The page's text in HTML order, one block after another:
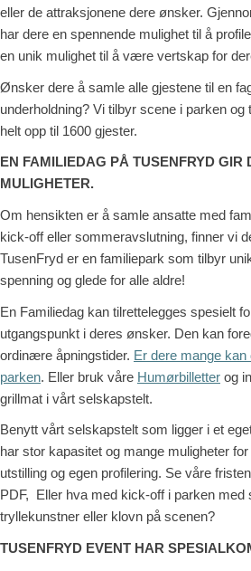
eller de attraksjonene dere ønsker.
har dere en spennende mulighet til å
en unik mulighet til å være vertskap for
Ønsker dere å samle alle gjestene til en
underholdning? Vi tilbyr scene i parken og
helt opp til 1600 gjester.
EN FAMILIEDAG PÅ TUSENFRYD GIR
MULIGHETER.
Om hensikten er å samle ansatte med
kick-off eller sommeravslutning, finner vi
TusenFryd er en familiepark som tilbyr
spenning og glede for alle aldre!
En Familiedag kan tilrettelegges spesielt
utgangspunkt i deres ønsker. Den kan
ordinære åpningstider. Er dere mange kan
parken. Eller bruk våre Humørbilletter og
grillmat i vårt selskapstelt.
Benytt vårt selskapstelt som ligger i et
har stor kapasitet og mange muligheter
utstilling og egen profilering. Se våre
PDF, Eller hva med kick-off i parken med
tryllekunstner eller klovn på scenen?
TUSENFRYD EVENT HAR